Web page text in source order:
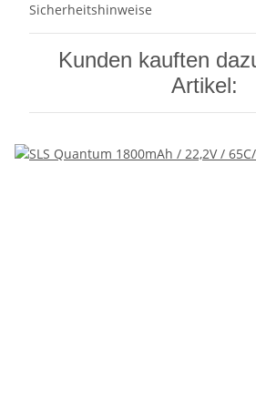
Sicherheitshinweise
Kunden kauften
Artikel: